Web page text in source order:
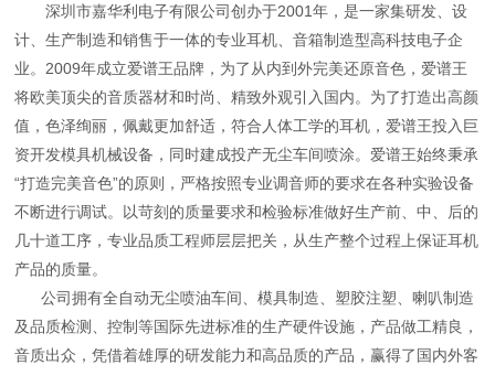
深圳市嘉华利电子有限公司创办于2001年，是一家集研发、设
计、生产制造和销售于一体的专业耳机、音箱制造型高科技电子企
业。 2009年成立爱谱王品牌，为了从内到外完美还原音色，爱谱王
将欧美顶尖的音质器材和时尚、精致外观引入国内。为了打造出高颜
值，色泽绚丽，佩戴更加舒适，符合人体工学的耳机，爱谱王投入巨
资开发模具机械设备，同时建成投产无尘车间喷涂。爱谱王始终秉承
“打造完美音色”的原则，严格按照专业调音师的要求在各种实验设备
不断进行调试。以苛刻的质量要求和检验标准做好生产前、中、后的
几十道工序，专业品质工程师层层把关，从生产整个过程上保证耳机
产品的质量。
公司拥有全自动无尘喷油车间、模具制造、塑胶注塑、喇叭制造
及品质检测、控制等国际先进标准的生产硬件设施，产品做工精良，
音质出众，凭借着雄厚的研发能力和高品质的产品，赢得了国内外客